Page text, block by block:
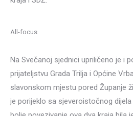
All-focus
Na Svečanoj sjednici upriličeno je i
prijateljstvu Grada Trilja i Općine
slavonskom mjestu pored Županje
je porijeklo sa sjeveroistočnog